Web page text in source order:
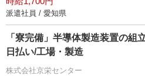
派遣社員 / 愛知県
「寮完備」半導体製造装置の組
日払い/工場・製造
株式会社京栄センター